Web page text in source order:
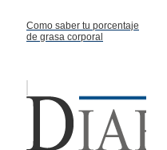
Como saber tu porcentaje
de grasa corporal